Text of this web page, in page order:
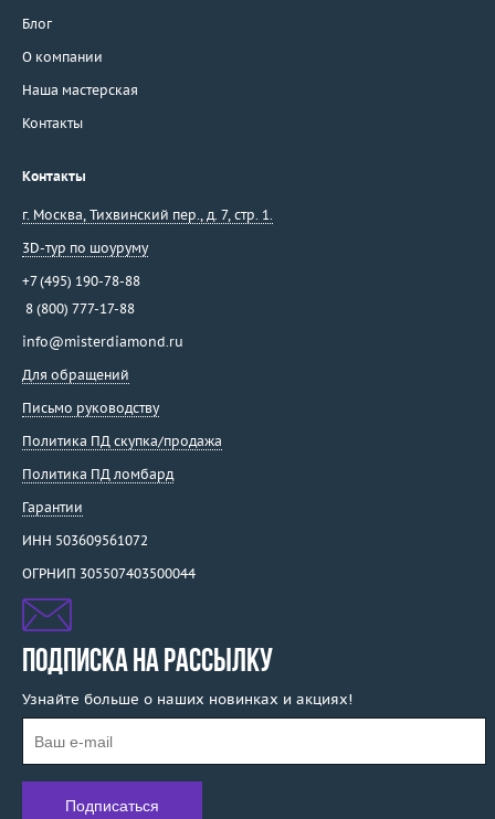
Блог
О компании
Наша мастерская
Контакты
Контакты
г. Москва, Тихвинский пер., д. 7, стр. 1.
3D-тур по шоуруму
+7 (495) 190-78-88
8 (800) 777-17-88
info@misterdiamond.ru
Для обращений
Письмо руководству
Политика ПД скупка/продажа
Политика ПД ломбард
Гарантии
ИНН 503609561072
ОГРНИП 305507403500044
ПОДПИСКА НА РАССЫЛКУ
Узнайте больше о наших новинках и акциях!